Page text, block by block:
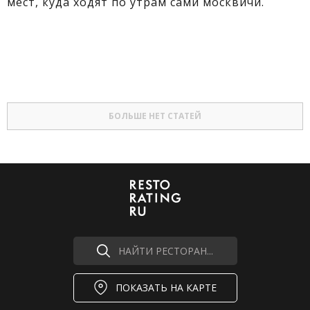
БОЛЬШЕ НЕТ СТАТЕЙ
НАЙТИ РЕСТОРАН...
ПОКАЗАТЬ НА КАРТЕ